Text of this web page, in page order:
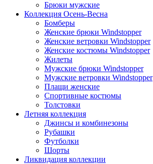
Брюки мужские
Коллекция Осень-Весна
Бомберы
Женские брюки Windstopper
Женские ветровки Windstopper
Женские костюмы Windstopper
Жилеты
Мужские брюки Windstopper
Мужские ветровки Windstopper
Плащи женские
Спортивные костюмы
Толстовки
Летняя коллекция
Джинсы и комбинезоны
Рубашки
Футболки
Шорты
Ликвидация коллекции